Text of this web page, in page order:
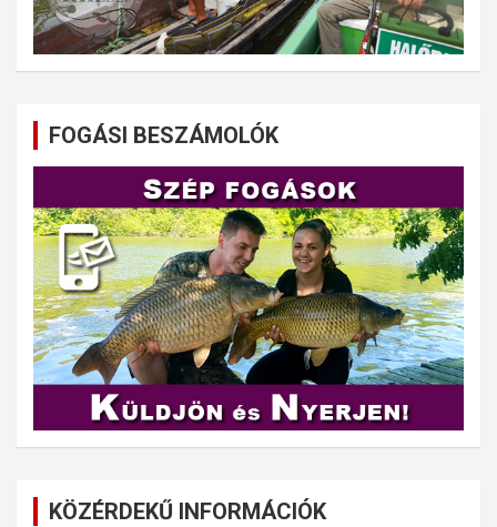
FOGÁSI BESZÁMOLÓK
KÖZÉRDEKŰ INFORMÁCIÓK